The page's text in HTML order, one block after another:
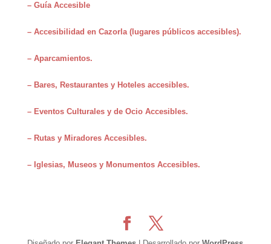
– Guía Accesible
– Accesibilidad en Cazorla (lugares públicos accesibles).
– Aparcamientos.
– Bares, Restaurantes y Hoteles accesibles.
– Eventos Culturales y de Ocio Accesibles.
– Rutas y Miradores Accesibles.
– Iglesias, Museos y Monumentos Accesibles.